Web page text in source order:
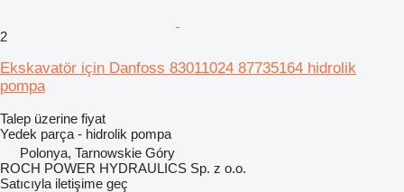
2
Ekskavatör için Danfoss 83011024 87735164 hidrolik
pompa
Talep üzerine fiyat
Yedek parça - hidrolik pompa
Polonya, Tarnowskie Góry
ROCH POWER HYDRAULICS Sp. z o.o.
Satıcıyla iletişime geç